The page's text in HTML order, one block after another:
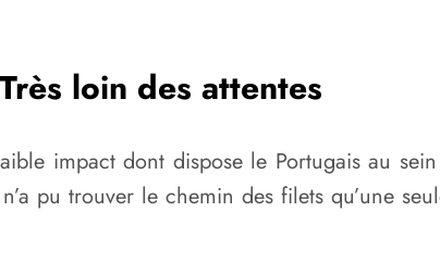
Très loin des attentes
impact dont dispose le Portugais au
pu trouver le chemin des filets qu’une